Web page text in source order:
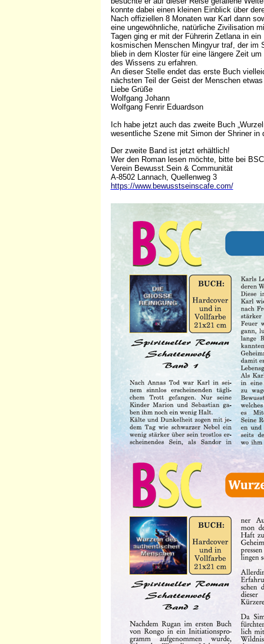
konnte dabei einen kleinen Einblick über
Nach offiziellen 8 Monaten war Karl dann
eine ungewöhnliche, natürliche Zivilisation
Tagen ging er mit der Führerin Zetlana in
kosmischen Menschen Mingyur traf, der im
blieb in dem Kloster für eine längere Zeit
des Wissens zu erfahren.
An dieser Stelle endet das erste Buch
nächsten Teil der Geist der Menschen
Liebe Grüße
Wolfgang Johann
Wolfgang Fenrir Eduardson
Ich habe jetzt auch das zweite Buch
wesentliche Szene mit Simon der Shriner in
Der zweite Band ist jetzt erhältlich!
Wer den Roman lesen möchte, bitte bei
Verein Bewusst.Sein & Communität
A-8502 Lannach, Quellenweg 3
https://www.bewusstseinscafe.com/